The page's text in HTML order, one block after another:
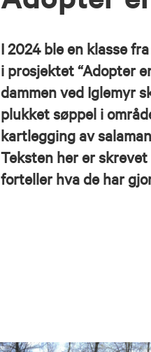
I 2024 ble en klasse
i prosjektet “Adopter
dammen ved Iglemyr
plukket søppel i
kartlegging av
Teksten her er
forteller hva de har